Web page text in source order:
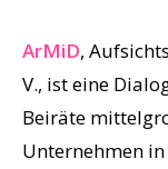
ArMiD,
V., ist eine
Beiräte
Unternehmen